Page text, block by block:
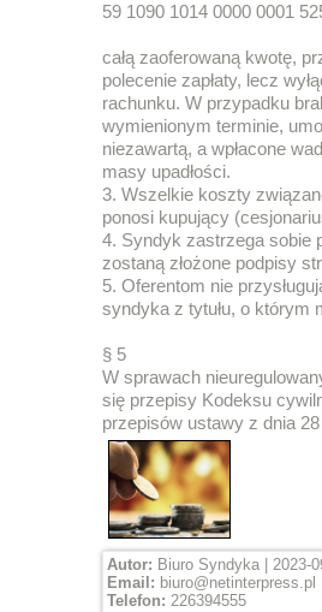
59 1090 1014 0000 0001
całą zaoferowaną kwotę,
polecenie zapłaty, lecz
rachunku. W przypadku
wymienionym terminie,
niezawartą, a wpłacone
masy upadłości.
3. Wszelkie koszty
ponosi kupujący
4. Syndyk zastrzega sobie
zostaną złożone podpisy
5. Oferentom nie
syndyka z tytułu, o którym
§ 5
W sprawach
się przepisy Kodeksu
przepisów ustawy z dnia
Autor: Biuro Syndyka | 2023-
Email: biuro@netinterpress.pl
Telefon: 226394555